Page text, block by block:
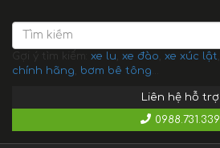
Gợi ý tìm kiếm: xe lu xe đào xe xúc lật
chính hãng
bơm bê tông
Liên hệ hỗ trợ
0988.731.339